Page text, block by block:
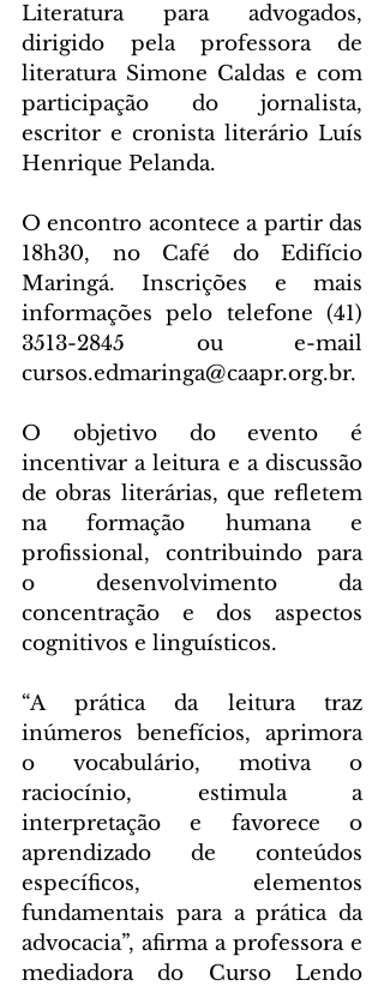
Literatura para advogados,
dirigido pela professora de
literatura Simone Caldas e com
participação do jornalista,
escritor e cronista literário Luís
Henrique Pelanda.
O encontro acontece a partir das
18h30, no Café do Edifício
Maringá. Inscrições e mais
informações pelo telefone (41)
3513-2845 ou e-mail
cursos.edmaringa@caapr.org.br.
O objetivo do evento é
incentivar a leitura e a discussão
de obras literárias, que refletem
na formação humana e
profissional, contribuindo para
o desenvolvimento da
concentração e dos aspectos
cognitivos e linguísticos.
“A prática da leitura traz
inúmeros benefícios, aprimora
o vocabulário, motiva o
raciocínio, estimula a
interpretação e favorece o
aprendizado de conteúdos
específicos, elementos
fundamentais para a prática da
advocacia”, afirma a professora e
mediadora do Curso Lendo